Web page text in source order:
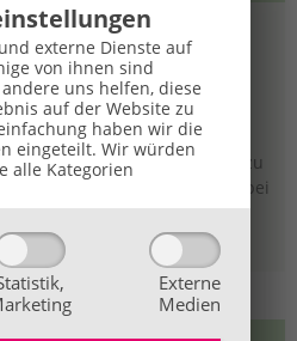
externe Dienste auf
von ihnen sind
uns helfen, diese
auf der Website zu
haben wir die
eingeteilt. Wir würden
alle Kategorien
Externe
Medien
in emotional belasteten
in dieser Zeit ganzheitlich zu
Eine große Hilfe sind hierbei
ausführlichen Gespräch,
Ein weiteres Angebot von mir
Eine Erfahrungsmethode, bei
auf die Zusammenhänge
gegeben werden. Ich würde